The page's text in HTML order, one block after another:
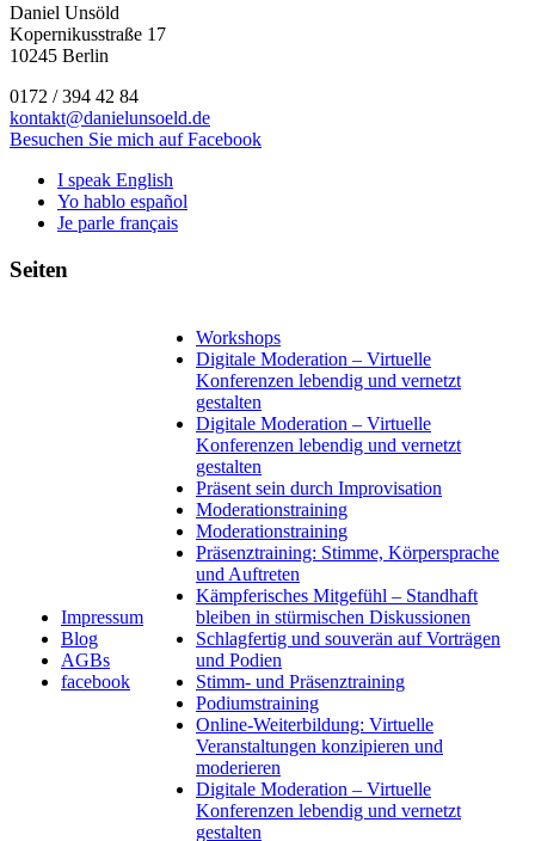
Daniel Unsöld
Kopernikusstraße 17
10245 Berlin
0172 / 394 42 84
kontakt@danielunsoeld.de
Besuchen Sie mich auf Facebook
I speak English
Yo hablo español
Je parle français
Seiten
Impressum
Blog
AGBs
facebook
Workshops
Digitale Moderation – Virtuelle
Konferenzen lebendig und vernetzt
gestalten
Digitale Moderation – Virtuelle
Konferenzen lebendig und vernetzt
gestalten
Präsent sein durch Improvisation
Moderationstraining
Moderationstraining
Präsenztraining: Stimme, Körpersprache
und Auftreten
Kämpferisches Mitgefühl – Standhaft
bleiben in stürmischen Diskussionen
Schlagfertig und souverän auf Vorträgen
und Podien
Stimm- und Präsenztraining
Podiumstraining
Online-Weiterbildung: Virtuelle
Veranstaltungen konzipieren und
moderieren
Digitale Moderation – Virtuelle
Konferenzen lebendig und vernetzt
gestalten